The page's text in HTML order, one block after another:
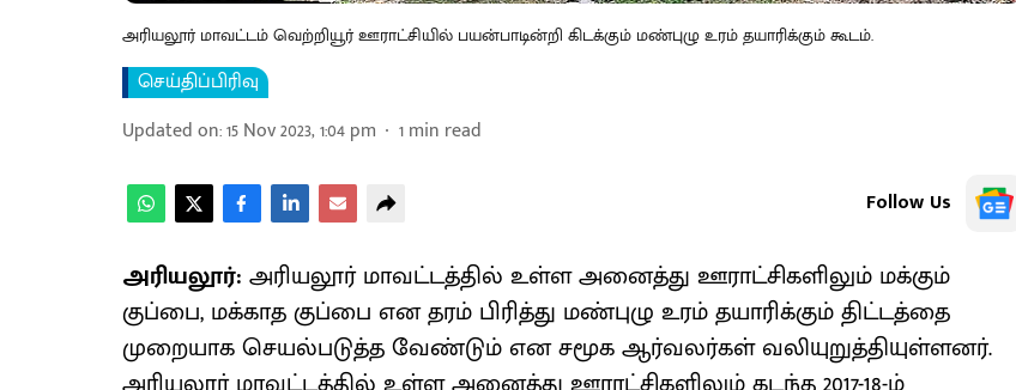
அரியலூர் மாவட்டம் வெற்றியூர் ஊராட்சியில் பயன்பாடின்றி கிடக்கும் மண்புழு உரம் தயாரிக்கும் கூடம்.
செய்திப்பிரிவு
Updated on:15 Nov 2023, 1:04 pm 1min read
Follow Us
அரியலூர்: அரியலூர் மாவட்டத்தில் உள்ள அனைத்து ஊராட்சிகளிலும் மக்கும்
குப்பை, மக்காத குப்பை என தரம் பிரித்து மண்புழு உரம் தயாரிக்கும் திட்டத்தை
முறையாக செயல்படுத்த வேண்டும் என சமூக ஆர்வலர்கள் வலியுறுத்தியுள்ளனர்.